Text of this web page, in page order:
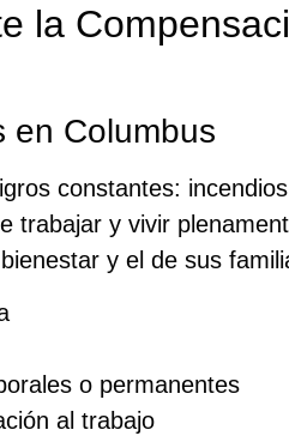
la
en Columbus
constantes:
trabajar y vivir
y el de sus
o permanentes
al trabajo